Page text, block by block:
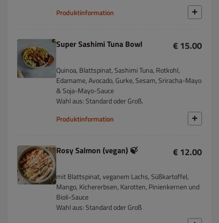
Produktinformation
Super Sashimi Tuna Bowl € 15.00
Quinoa, Blattspinat, Sashimi Tuna, Rotkohl,
Edamame, Avocado, Gurke, Sesam, Sriracha-Mayo
& Soja-Mayo-Sauce
Wahl aus: Standard oder Groß.
Produktinformation
Rosy Salmon (vegan) 🍃 € 12.00
mit Blattspinat, veganem Lachs, Süßkartoffel,
Mango, Kichererbsen, Karotten, Pinienkernen und
Bioli-Sauce
Wahl aus: Standard oder Groß